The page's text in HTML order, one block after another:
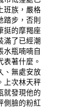
班族，嚴格
步，否則
挺的摩羯座
滿了已經潮
水瓶喃喃自
著什麼。
、無處安放
上次林天秤
就發現他的
側臉的粉紅